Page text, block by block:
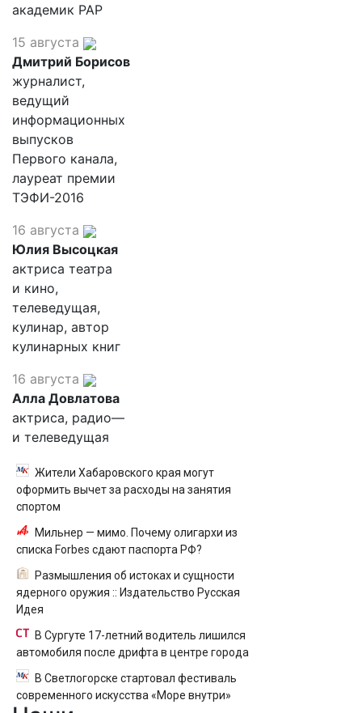
академик РАР
15 августа
Дмитрий Борисов
журналист,
ведущий
информационных
выпусков
Первого канала,
лауреат премии
ТЭФИ-2016
16 августа
Юлия Высоцкая
актриса театра
и кино,
телеведущая,
кулинар, автор
кулинарных книг
16 августа
Алла Довлатова
актриса, радио—
и телеведущая
Жители Хабаровского края могут
оформить вычет за расходы на занятия
спортом
Мильнер — мимо. Почему олигархи из
списка Forbes сдают паспорта РФ?
Размышления об истоках и сущности
ядерного оружия :: Издательство Русская
Идея
В Сургуте 17-летний водитель лишился
автомобиля после дрифта в центре города
В Светлогорске стартовал фестиваль
современного искусства «Море внутри»